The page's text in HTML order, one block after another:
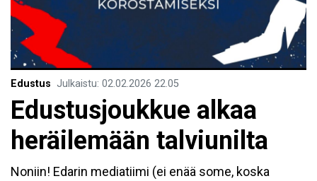
Edustus Julkaistu: 02.02.2026 22.05
Edustusjoukkue alkaa
heräilemään talviunilta
Noniin! Edarin mediatiimi (ei enää some, koska